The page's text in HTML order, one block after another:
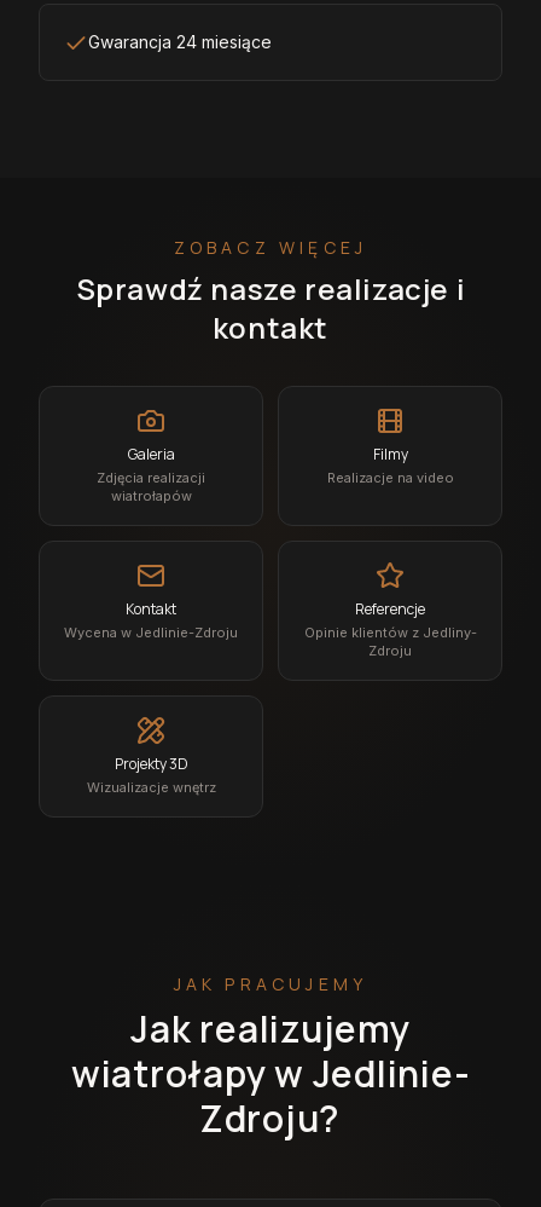
Gwarancja 24 miesiące
ZOBACZ WIĘCEJ
Sprawdź nasze realizacje i
kontakt
Galeria
Zdjęcia realizacji
wiatrołapów
Filmy
Realizacje na video
Kontakt
Wycena w Jedlinie-Zdroju
Referencje
Opinie klientów z Jedliny-
Zdroju
Projekty 3D
Wizualizacje wnętrz
JAK PRACUJEMY
Jak realizujemy
wiatrołapy w Jedlinie-
Zdroju?